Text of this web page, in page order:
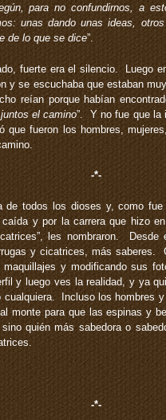
para no confundirnos, a
unas dando unas ideas,
de lo que se dice”.
fuerte era el silencio. Luego
y se escuchaba que estaban
reían porque habían
el camino”. Y no fue que la
que fueron los hombres,
-*-
de todos los dioses y, como
y por la carrera que hizo
les nombraron.
y cicatrices, más saberes.
maquillajes y modificando sus
y luego ves la realidad, y ya
cualquiera. Incluso los hombres
monte para que las espinas y
quién más sabedora o
-*-